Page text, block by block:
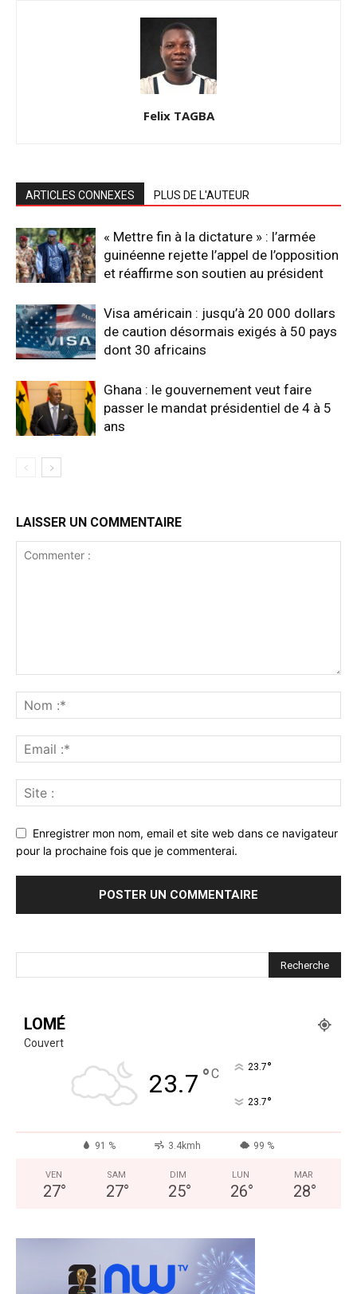
Felix TAGBA
ARTICLES CONNEXES PLUS DE L'AUTEUR
« Mettre fin à la dictature » : l’armée
guinéenne rejette l’appel de l’opposition
et réaffirme son soutien au président
Visa américain : jusqu’à 20 000 dollars
de caution désormais exigés à 50 pays
dont 30 africains
Ghana : le gouvernement veut faire
passer le mandat présidentiel de 4 à 5
ans
LAISSER UN COMMENTAIRE
Enregistrer mon nom, email et site web dans ce navigateur
pour la prochaine fois que je commenterai.
LOMÉ
Couvert
23.7 °C 23.7°
23.7°
91 % 3.4kmh 99 %
VEN
27°
SAM
27°
DIM
25°
LUN
26°
MAR
28°